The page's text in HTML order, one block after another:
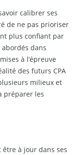
calibrer ses
de ne pas prioriser
plus confiant par
dans
à l’épreuve
des futurs CPA
milieux et
préparer les
être à jour dans ses